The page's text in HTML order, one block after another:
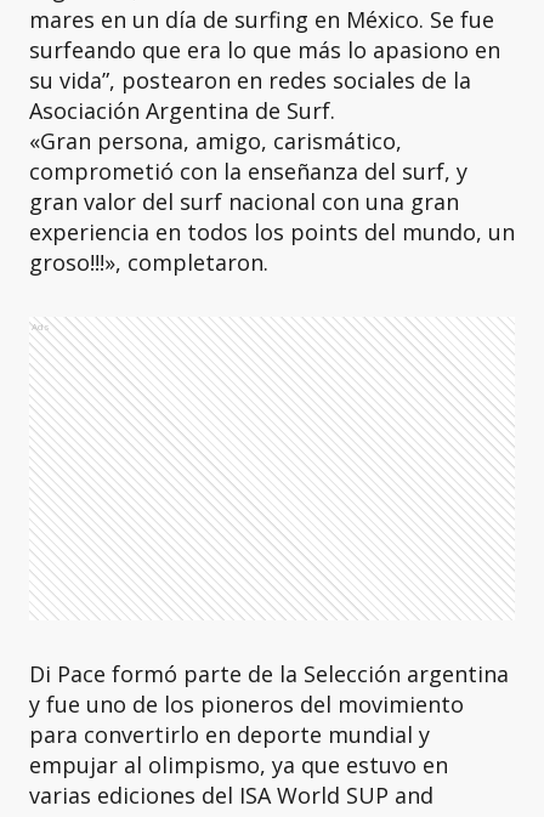
mares en un día de surfing en México. Se fue
surfeando que era lo que más lo apasiono en
su vida”, postearon en redes sociales de la
Asociación Argentina de Surf.
«Gran persona, amigo, carismático,
comprometió con la enseñanza del surf, y
gran valor del surf nacional con una gran
experiencia en todos los points del mundo, un
groso!!!», completaron.
Ads
Di Pace formó parte de la Selección argentina
y fue uno de los pioneros del movimiento
para convertirlo en deporte mundial y
empujar al olimpismo, ya que estuvo en
varias ediciones del ISA World SUP and